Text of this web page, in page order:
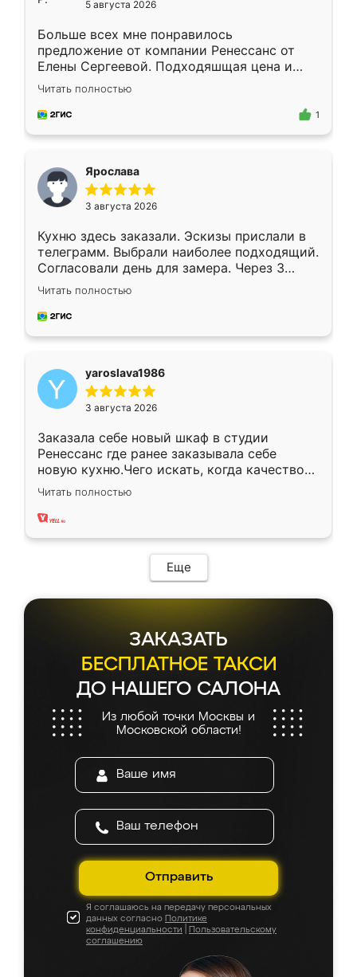
5 августа 2026
Больше всех мне понравилось
предложение от компании Ренессанс от
Елены Сергеевой. Подходяшщая цена и
короткие сроки изготовления. Приехавший
для замера сотрудник Владислав
предложил по моему эскизу самый
Читать полностью
1
Ярослава
3 августа 2026
Кухню здесь заказали. Эскизы прислали в
телеграмм. Выбрали наиболее подходящий.
Согласовали день для замера. Через 3
недели кухня была уже готова. Остались
довольны работой. Спасибо Ренессанс
мебель за качественную работу!
Читать полностью
yaroslava1986
3 августа 2026
Заказала себе новый шкаф в студии
Ренессанс где ранее заказывала себе
новую кухню.Чего искать, когда качеством
вполне довольна. Служит кухня уже почти
два года, нареканий нет.
Читать полностью
Еще
ЗАКАЗАТЬ
БЕСПЛАТНОЕ ТАКСИ
ДО НАШЕГО САЛОНА
Из любой точки Москвы и
Московской области!
Отправить
Я соглашаюсь на передачу персональных
данных согласно Политике
конфиденциальности
Пользовательскому
соглашению